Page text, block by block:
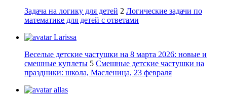
Задача на логику для детей 2 Логические задачи по
математике для детей с ответами
Larissa
Веселые детские частушки на 8 марта 2026: новые и
смешные куплеты 5 Смешные детские частушки на
праздники: школа, Масленица, 23 февраля
allas